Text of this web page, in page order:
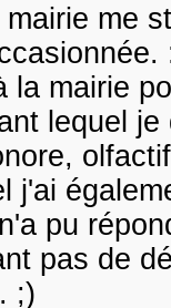
me
la mairie
lequel
j'ai
pu
pas de
;)